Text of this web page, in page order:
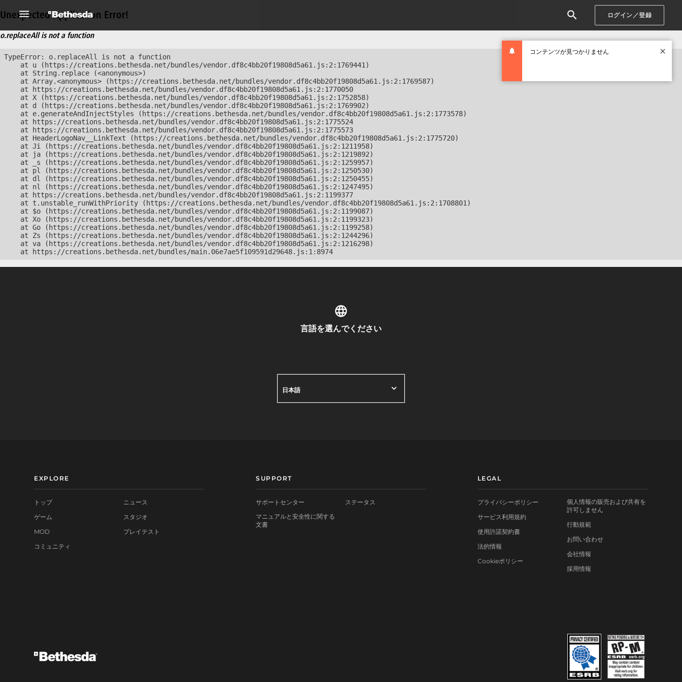
ログイン／登録
コンテンツが見つかりません
Unexpected Application Error!
o.replaceAll is not a function
TypeError: o.replaceAll is not a function
    at u (https://creations.bethesda.net/bundles/vendor.df8c4bb20f19808d5a61.js:2:1769441)
    at String.replace (<anonymous>)
    at Array.<anonymous> (https://creations.bethesda.net/bundles/vendor.df8c4bb20f19808d5a61.js:2:1769587)
    at https://creations.bethesda.net/bundles/vendor.df8c4bb20f19808d5a61.js:2:1770050
    at X (https://creations.bethesda.net/bundles/vendor.df8c4bb20f19808d5a61.js:2:1752858)
    at d (https://creations.bethesda.net/bundles/vendor.df8c4bb20f19808d5a61.js:2:1769902)
    at e.generateAndInjectStyles (https://creations.bethesda.net/bundles/vendor.df8c4bb20f19808d5a61.js:2:1773578)
    at https://creations.bethesda.net/bundles/vendor.df8c4bb20f19808d5a61.js:2:1775524
    at https://creations.bethesda.net/bundles/vendor.df8c4bb20f19808d5a61.js:2:1775573
    at HeaderLogoNav__LinkText (https://creations.bethesda.net/bundles/vendor.df8c4bb20f19808d5a61.js:2:1775720)
    at Ji (https://creations.bethesda.net/bundles/vendor.df8c4bb20f19808d5a61.js:2:1211958)
    at ja (https://creations.bethesda.net/bundles/vendor.df8c4bb20f19808d5a61.js:2:1219892)
    at _s (https://creations.bethesda.net/bundles/vendor.df8c4bb20f19808d5a61.js:2:1259957)
    at pl (https://creations.bethesda.net/bundles/vendor.df8c4bb20f19808d5a61.js:2:1250530)
    at dl (https://creations.bethesda.net/bundles/vendor.df8c4bb20f19808d5a61.js:2:1250455)
    at nl (https://creations.bethesda.net/bundles/vendor.df8c4bb20f19808d5a61.js:2:1247495)
    at https://creations.bethesda.net/bundles/vendor.df8c4bb20f19808d5a61.js:2:1199377
    at t.unstable_runWithPriority (https://creations.bethesda.net/bundles/vendor.df8c4bb20f19808d5a61.js:2:1708801)
    at $o (https://creations.bethesda.net/bundles/vendor.df8c4bb20f19808d5a61.js:2:1199087)
    at Xo (https://creations.bethesda.net/bundles/vendor.df8c4bb20f19808d5a61.js:2:1199323)
    at Go (https://creations.bethesda.net/bundles/vendor.df8c4bb20f19808d5a61.js:2:1199258)
    at Zs (https://creations.bethesda.net/bundles/vendor.df8c4bb20f19808d5a61.js:2:1244296)
    at va (https://creations.bethesda.net/bundles/vendor.df8c4bb20f19808d5a61.js:2:1216298)
    at https://creations.bethesda.net/bundles/main.06e7ae5f109591d29648.js:1:8974
言語を選んでください
日本語
EXPLORE
トップ
ゲーム
MOD
コミュニティ
ニュース
スタジオ
プレイテスト
SUPPORT
サポートセンター
マニュアルと安全性に関する
文書
ステータス
LEGAL
プライバシーポリシー
サービス利用規約
使用許諾契約書
法的情報
Cookieポリシー
個人情報の販売および共有を
許可しません
行動規範
お問い合わせ
会社情報
採用情報